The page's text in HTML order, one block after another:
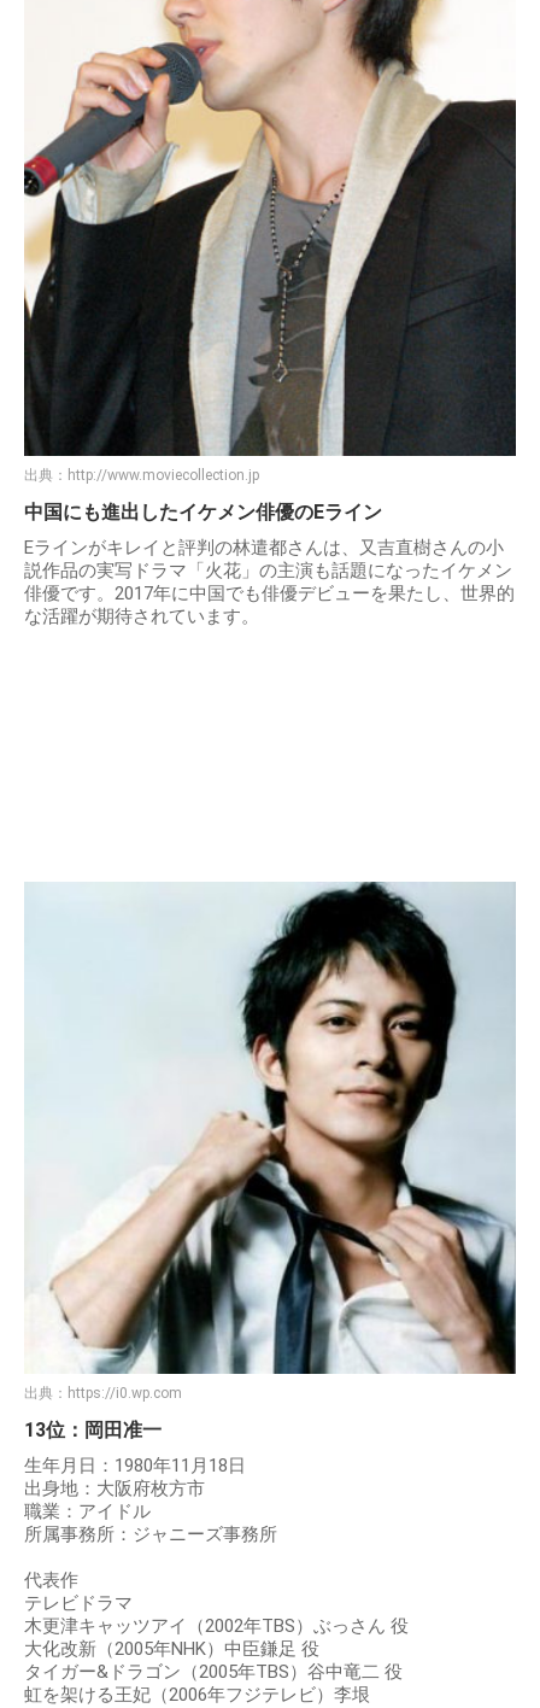
出典： http://www.moviecollection.jp
中国にも進出したイケメン俳優のEライン
Eラインがキレイと評判の林遣都さんは、又吉直樹さんの小
説作品の実写ドラマ「火花」の主演も話題になったイケメン
俳優です。2017年に中国でも俳優デビューを果たし、世界的
な活躍が期待されています。
出典： https://i0.wp.com
13位：岡田准一
生年月日：1980年11月18日
出身地：大阪府枚方市
職業：アイドル
所属事務所：ジャニーズ事務所
代表作
テレビドラマ
木更津キャッツアイ（2002年TBS）ぶっさん 役
大化改新（2005年NHK）中臣鎌足 役
タイガー&ドラゴン（2005年TBS）谷中竜二 役
虹を架ける王妃（2006年フジテレビ）李垠